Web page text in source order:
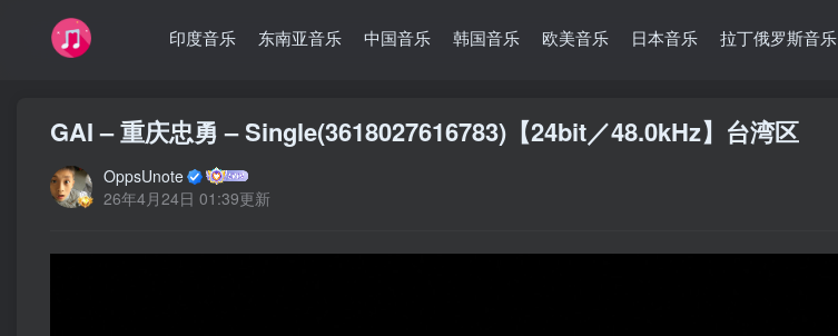
印度音乐 东南亚音乐 中国音乐 韩国音乐 欧美音乐 日本音乐 拉丁俄罗斯音乐
GAI – 重庆忠勇 – Single(3618027616783)【24bit／48.0kHz】台湾区
OppsUnote
26年4月24日 01:39更新